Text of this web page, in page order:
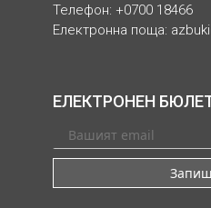
Телефон: +0700 18466
Електронна поща:
ЕЛЕКТРОНЕН